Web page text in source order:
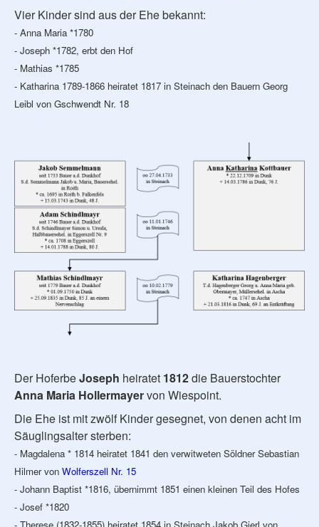
Vier Kinder sind aus der Ehe bekannt:
- Anna Maria *1780
- Joseph *1782, erbt den Hof
- Mathias *1785
- Katharina 1789-1866 heiratet 1817 in Steinach den Bauern Georg
Leibl von Gschwendt Nr. 18
Der HoferbeJoseph heiratet 1812die Bauerstochter
Anna Maria Hollermayervon Wiespoint.
Die Ehe ist mit zwölf Kinder gesegnet, von denen acht im
Säuglingsalter sterben:
- Magdalena * 1814 heiratet 1841 den verwitweten Söldner Sebastian
Hilmer von Wolferszell Nr. 15
- Johann Baptist *1816, übernimmt 1851 einen kleinen Teil des Hofes
- Josef *1820
- Therese (1832-1855) heiratet 1854 in Steinach Jakob Gierl von